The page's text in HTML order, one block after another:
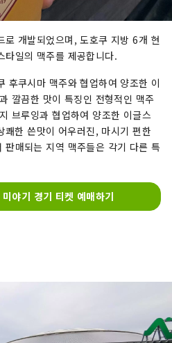
로 개발되었으며, 도호쿠 지방 6개 현
타일의 맥주를 제공합니다.
후쿠시마 맥주와 협업하여 양조한 이
깔끔한 ​​맛이 특징인 전형적인 맥주
브루잉과 협업하여 양조한 이글스
한 쓴맛이 어우러진, 마시기 편한
판매되는 지역 맥주들은 각기 다른 특
야기 경기 티켓 예매하기